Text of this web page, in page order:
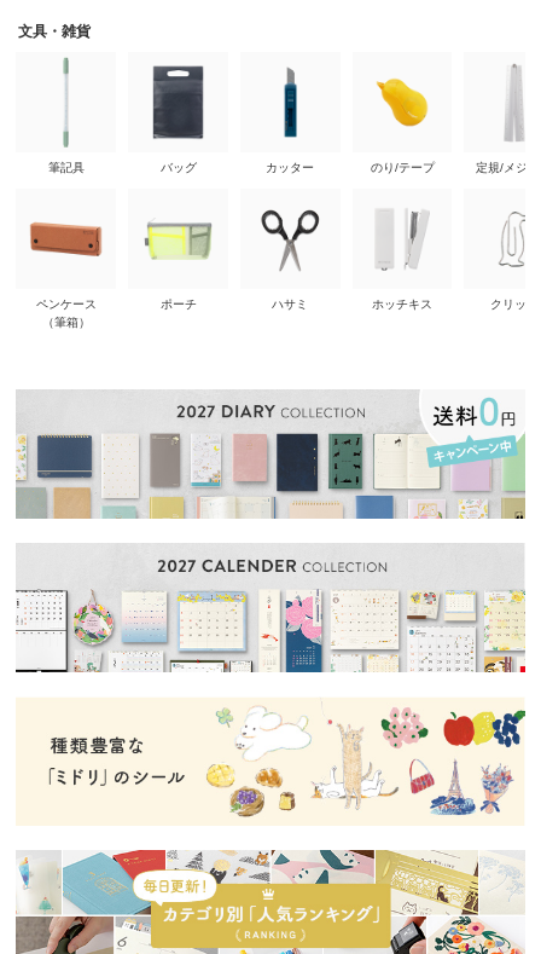
文具・雑貨
筆記具
ペンケース
（筆箱）
バッグ
ポーチ
カッター
ハサミ
のり/テープ
ホッチキス
定規/メジ
クリップ